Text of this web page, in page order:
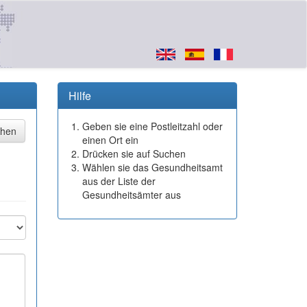
Hilfe
Geben sie eine Postleitzahl oder
einen Ort ein
Drücken sie auf Suchen
Wählen sie das Gesundheitsamt
aus der Liste der
Gesundheitsämter aus